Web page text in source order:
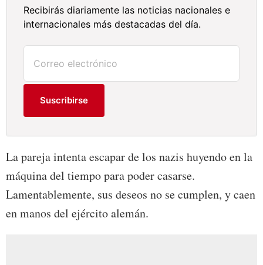
Recibirás diariamente las noticias nacionales e
internacionales más destacadas del día.
Suscribirse
La pareja intenta escapar de los nazis huyendo en la
máquina del tiempo para poder casarse.
Lamentablemente, sus deseos no se cumplen, y caen
en manos del ejército alemán.